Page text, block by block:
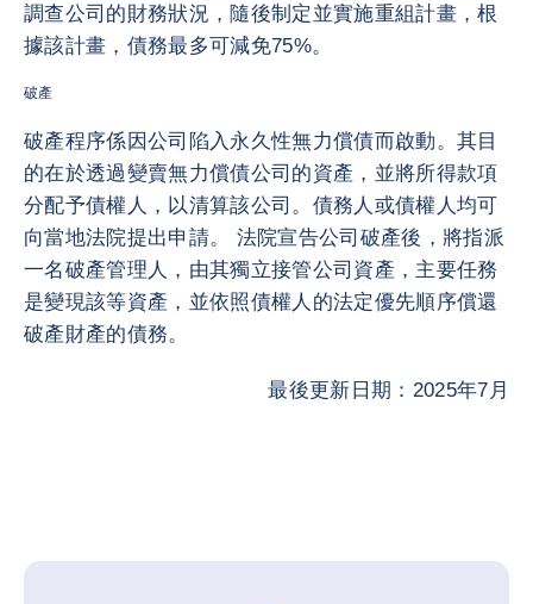
調查公司的財務狀況，隨後制定並實施重組計畫，根
據該計畫，債務最多可減免75%。
破產
破產程序係因公司陷入永久性無力償債而啟動。其目
的在於透過變賣無力償債公司的資產，並將所得款項
分配予債權人，以清算該公司。債務人或債權人均可
向當地法院提出申請。 法院宣告公司破產後，將指派
一名破產管理人，由其獨立接管公司資產，主要任務
是變現該等資產，並依照債權人的法定優先順序償還
破產財產的債務。
最後更新日期：2025年7月